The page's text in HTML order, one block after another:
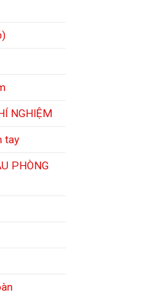
NGHIỆM
tay
PHÒNG